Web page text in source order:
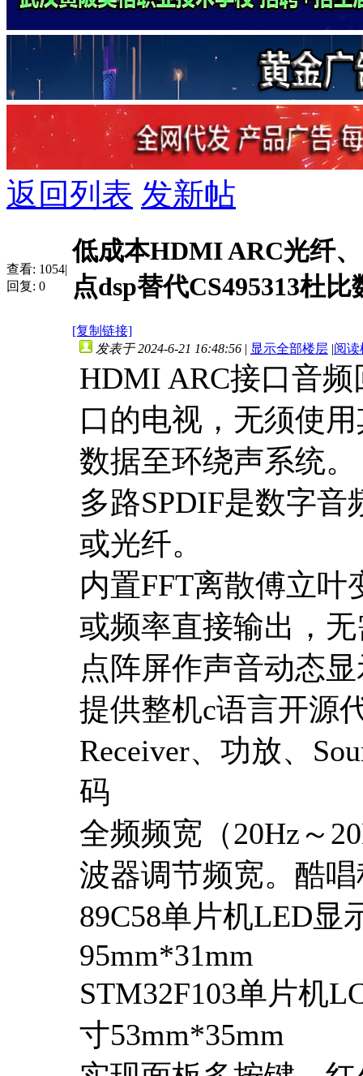
返回列表 发新帖
查看: 1054|
回复: 0
低成本HDMI ARC光纤
点dsp替代CS495313杜比
[复制链接]
发表于 2024-6-21 16:48:56 | 显示全部楼层 |阅读
HDMI ARC接口音
口的电视，无须使
数据至环绕声系统。
多路SPDIF是数字
或光纤。
内置FFT离散傅立
或频率直接输出，
点阵屏作声音动态
提供整机c语言开源
Receiver、功放、
码
全频频宽（20Hz～
波器调节频宽。酷
89C58单片机LED显
95mm*31mm
STM32F103单片机
寸53mm*35mm